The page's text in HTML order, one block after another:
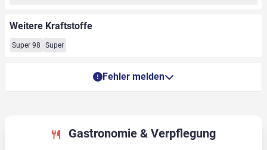
Weitere Kraftstoffe
Super 98 Super
Fehler melden
Gastronomie & Verpflegung